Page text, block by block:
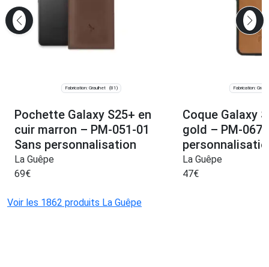
Fabrication: Graulhet (81)
Pochette Galaxy S25+ en
cuir marron – PM-051-01
Sans personnalisation
La Guêpe
69€
Fabrication:
Coque Galaxy
gold – PM-067-
La Guêpe
47€
Voir les 1862 produits La Guêpe